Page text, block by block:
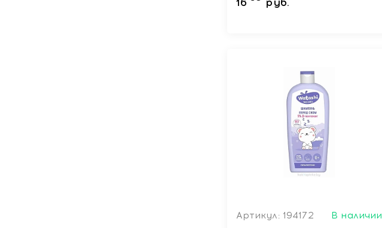
Артикул: 194172
В наличии